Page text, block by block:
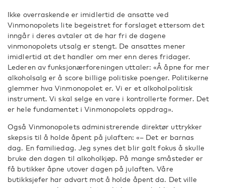
Ikke overraskende er imidlertid de ansatte ved
Vinmonopolets lite begeistret for forslaget ettersom det
inngår i deres avtaler at de har fri de dagene
vinmonopolets utsalg er stengt. De ansattes mener
imidlertid at det handler om mer enn deres fridager.
Lederen av funksjonærforeningen uttaler: «Å åpne for mer
alkoholsalg er å score billige politiske poenger. Politikerne
glemmer hva Vinmonopolet er. Vi er et alkoholpolitisk
instrument. Vi skal selge en vare i kontrollerte former. Det
er hele fundamentet i Vinmonopolets oppdrag».
Også Vinmonopolets administrerende direktør uttrykker
skepsis til å holde åpent på julaften: «– Det er barnas
dag. En familiedag. Jeg synes det blir galt fokus å skulle
bruke den dagen til alkoholkjøp. På mange småsteder er
få butikker åpne utover dagen på julaften. Våre
butikksjefer har advart mot å holde åpent da. Det ville